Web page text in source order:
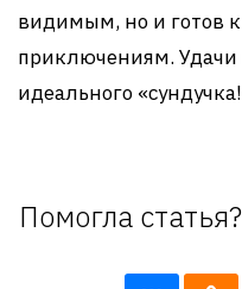
видимым, но и готов
приключениям. Удачи
идеального
Помогла